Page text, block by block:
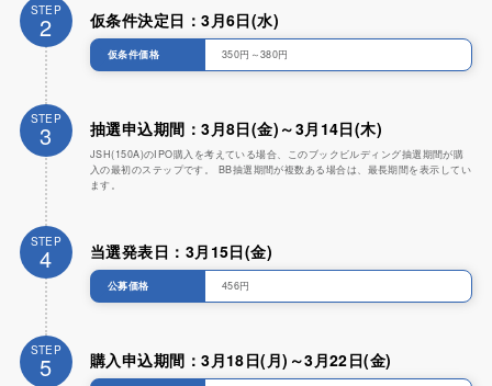
STEP
2 仮条件決定日：3月6日(水)
仮条件価格 350円～380円
STEP
3 抽選申込期間：3月8日(金)～3月14日(木)
JSH(150A)のIPO購入を考えている場合、このブックビルディング抽選期間が購
入の最初のステップです。 BB抽選期間が複数ある場合は、最長期間を表示してい
ます。
STEP
4 当選発表日：3月15日(金)
公募価格 456円
STEP
5 購入申込期間：3月18日(月)～3月22日(金)